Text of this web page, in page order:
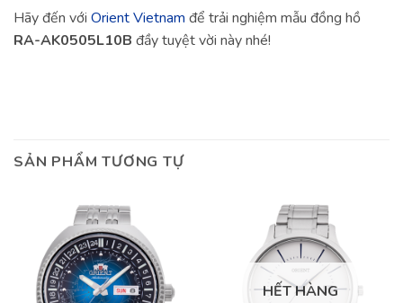
Hãy đến với Orient Vietnam để trải nghiệm mẫu đồng hồ
RA-AK0505L10B đầy tuyệt vời này nhé!
SẢN PHẨM TƯƠNG TỰ
HẾT HÀNG